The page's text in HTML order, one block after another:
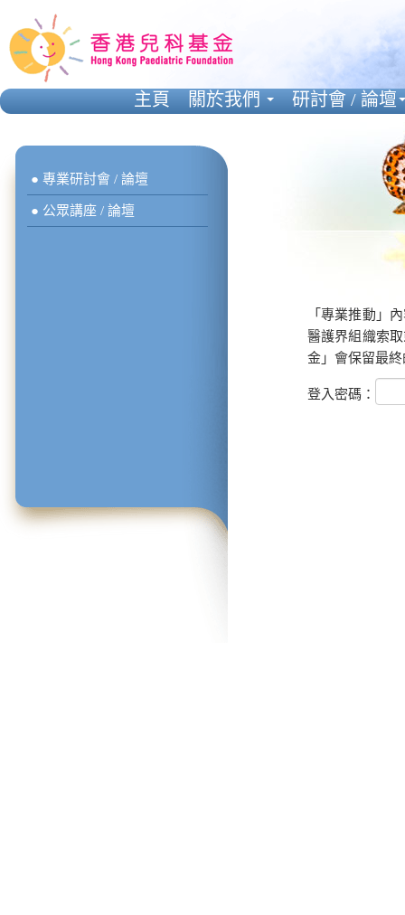
● 專業研討會 / 論壇
● 公眾講座 / 論壇
「專業推動」
醫護界組織索
金」會保留最
登入密碼：
主頁 關於我們 研討會 / 論壇